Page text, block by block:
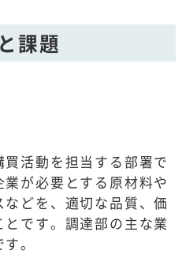
課題
活動を担当する部署で
が必要とする原材料や
どを、適切な品質、価
です。調達部の主な業
。